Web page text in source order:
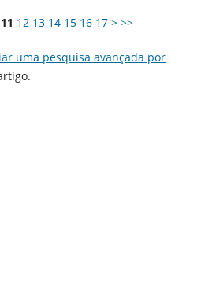
11 12 13 14 15 16 17 > >>
uma pesquisa avançada por